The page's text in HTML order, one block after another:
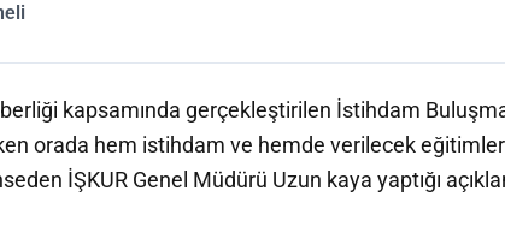
kapsamında gerçekleştirilen İstihdam
orada hem istihdam ve hemde verilecek
İŞKUR Genel Müdürü Uzun kaya yaptığı